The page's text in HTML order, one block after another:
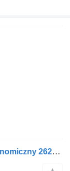
Podnośnik kabiny Mercedes-Benz ekonomiczny 2628 (01.98-) A0015530001 do ciągnika siodłowego Mercedes-Benz Econic (1998-2014)